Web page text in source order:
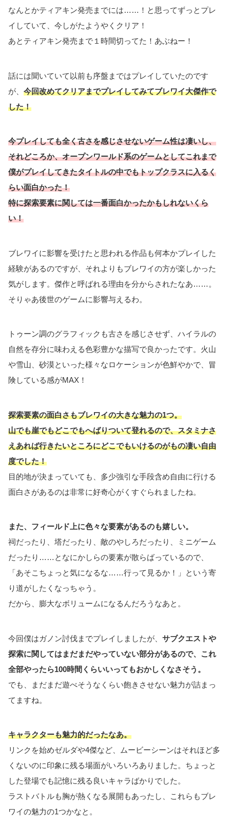
なんとかティアキン発売までには……！と思ってずっとプレ
イしていて、今しがたようやくクリア！
あとティアキン発売まで１時間切ってた！あぶねー！
話には聞いていて以前も序盤まではプレイしていたのです
が、 今回改めてクリアまでプレイしてみてブレワイ大傑作で
した！
今プレイしても全く古さを感じさせないゲーム性は凄いし、
それどころか、オープンワールド系のゲームとしてこれまで
僕がプレイしてきたタイトルの中でもトップクラスに入るく
らい面白かった！
特に探索要素に関しては一番面白かったかもしれないくら
い！
ブレワイに影響を受けたと思われる作品も何本かプレイした
経験があるのですが、それよりもブレワイの方が楽しかった
気がします。傑作と呼ばれる理由を分からされたなあ……。
そりゃあ後世のゲームに影響与えるわ。
トゥーン調のグラフィックも古さを感じさせず、ハイラルの
自然を存分に味わえる色彩豊かな描写で良かったです。火山
や雪山、砂漠といった様々なロケーションが色鮮やかで、冒
険している感がMAX！
探索要素の面白さもブレワイの大きな魅力の1つ。
山でも崖でもどこでもへばりついて登れるので、スタミナさ
えあれば行きたいところにどこでもいけるのがもの凄い自由
度でした！
目的地が決まっていても、多少強引な手段含め自由に行ける
面白さがあるのは非常に好奇心がくすぐられましたね。
また、フィールド上に色々な要素があるのも嬉しい。
祠だったり、塔だったり、敵のやしろだったり、ミニゲーム
だったり……となにかしらの要素が散らばっているので、
「あそこちょっと気になるな……行って見るか！」という寄
り道がしたくなっちゃう。
だから、膨大なボリュームになるんだろうなあと。
今回僕はガノン討伐までプレイしましたが、 サブクエストや
探索に関してはまだまだやっていない部分があるので、これ
全部やったら100時間くらいいってもおかしくなさそう。
でも、まだまだ遊べそうなくらい飽きさせない魅力が詰まっ
てますね。
キャラクターも魅力的だったなあ。
リンクを始めゼルダや4傑など、ムービーシーンはそれほど多
くないのに印象に残る場面がいろいろありました。ちょっと
した登場でも記憶に残る良いキャラばかりでした。
ラストバトルも胸が熱くなる展開もあったし、これらもブレ
ワイの魅力の1つかなと。